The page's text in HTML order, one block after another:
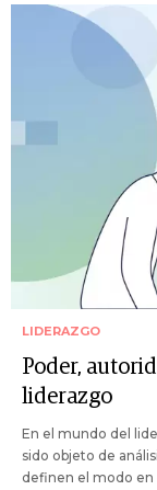
LIDERAZGO
Poder,
liderazgo
En el mundo del
sido objeto de
definen el modo en